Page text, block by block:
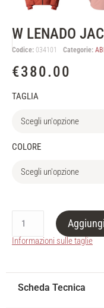
W LENADO
Codice: 034101 Categorie:
€380.00
TAGLIA
COLORE
Informazioni sulle taglie